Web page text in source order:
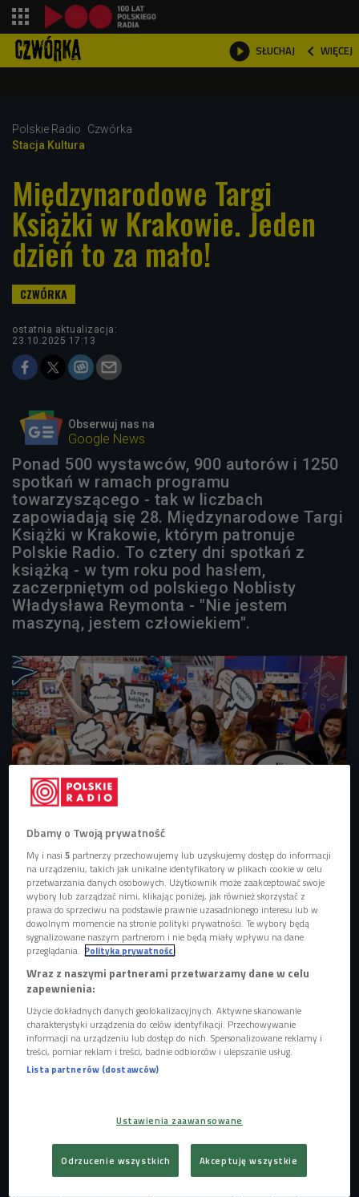
 SŁUCHAJ  WIĘCEJ

Polskie Radio
Czwórka
Stacja Kultura
Międzynarodowe Targi
Książki w Krakowie. Jeden
dzień to za mało!
ostatnia aktualizacja:
23.10.2025 17:13
Obserwuj nas na
Google News
Ponad 500 wystawców, 900 autorów i 1250
spotkań w ramach programu
towarzyszącego - tak w liczbach
zapowiadają się 28. Międzynarodowe Targi
Książki w Krakowie, którym patronuje
Polskie Radio. To cztery dni spotkań z
książką - w tym roku pod hasłem,
zaczerpniętym od polskiego Noblisty
Władysława Reymonta - "Nie jestem
maszyną, jestem człowiekiem".
27. Międzynarodowe Targi Książki w Krakowie
Foto: mat.pras./Targi Książki
w Krakowie
Na cztery październikowe dni (od 23 do 26 października)
Kraków zamienia się w Mekkę czytelnictwa, stolicę
literackiego życia Polski. To czas literatury, książek, pisarek
i pisarzy, wydawców i wydawczyń, ilustratorów i
ilustratorek, ale też, a może przede wszystkim,
czytelniczek i czytelników. Program Międzynarodowych
Targów Książki w Krakowie to dni wypełnione spotkaniami
z pisarzami, dyskusjami, książkowymi premierami i
warsztatami.
Goście Targów Książki w Krakowie
- Tam nie da się w jeden dzień zobaczyć wszystkiego. A w
Dbamy o Twoją prywatność
My i nasi5 partnerzy przechowujemy lub uzyskujemy dostęp do informacji
na urządzeniu, takich jak unikalne identyfikatory w plikach cookie w celu
przetwarzania danych osobowych. Użytkownik może zaakceptować swoje
wybory lub zarządzać nimi, klikając poniżej, jak również skorzystać z
prawa do sprzeciwu na podstawie prawnie uzasadnionego interesu lub w
dowolnym momencie na stronie polityki prywatności. Te wybory będą
sygnalizowane naszym partnerom i nie będą miały wpływu na dane
przeglądania. Polityka prywatności
Wraz z naszymi partnerami przetwarzamy dane w celu
zapewnienia:
Użycie dokładnych danych geolokalizacyjnych. Aktywne skanowanie
charakterystyki urządzenia do celów identyfikacji. Przechowywanie
informacji na urządzeniu lub dostęp do nich. Spersonalizowane reklamy i
treści, pomiar reklam i treści, badnie odbiorców i ulepszanie usług.
Lista partnerów (dostawców)
Ustawienia zaawansowane
Odrzucenie wszystkich Akceptuję wszystkie